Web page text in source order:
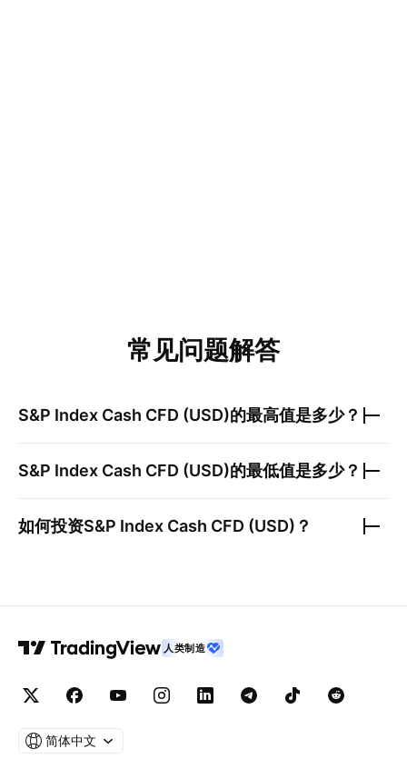
常见问题解答
S&P Index Cash CFD (USD)的最高值是多少？
S&P Index Cash CFD (USD)的最低值是多少？
如何投资S&P Index Cash CFD (USD) ？
人类制造
简体中文